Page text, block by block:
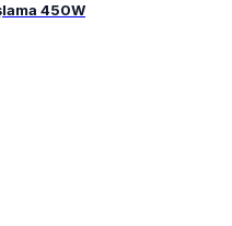
450W